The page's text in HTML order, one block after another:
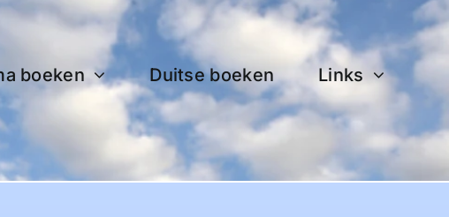
boeken Duitse boeken Links